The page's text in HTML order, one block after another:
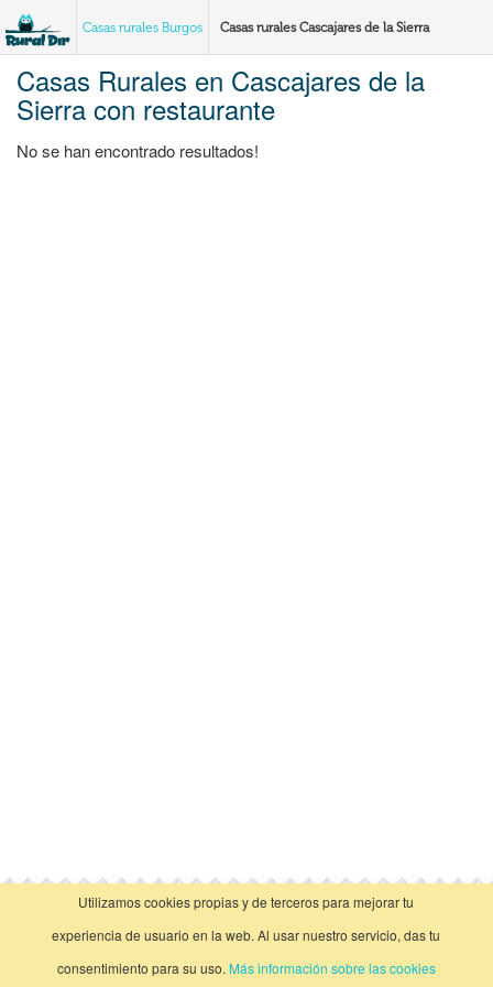
Casas rurales Burgos Casas rurales Cascajares de la Sierra
Casas Rurales en Cascajares de la
Sierra con restaurante
No se han encontrado resultados!
Utilizamos cookies propias y de terceros para mejorar tu
experiencia de usuario en la web. Al usar nuestro servicio, das tu
consentimiento para su uso. Más información sobre las cookies
vista clásica